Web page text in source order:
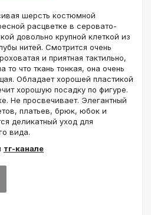
шерсть костюмной
расцветке в серовато-
довольно крупной клеткой из
нитей. Смотрится очень
и приятная тактильно,
то что ткань тонкая, она очень
Обладает хорошей пластикой
хорошую посадку по фигуре.
Не просвечивает. Элегантный
платьев, брюк, юбок и
деликатный уход для
вида.
тг-канале